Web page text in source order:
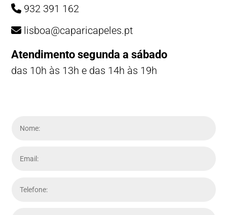
932 391 162
lisboa@caparicapeles.pt
Atendimento segunda a sábado
das 10h às 13h e das 14h às 19h